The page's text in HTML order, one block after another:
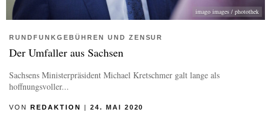
imago images / photothek
RUNDFUNKGEBÜHREN UND ZENSUR
Der Umfaller aus Sachsen
Sachsens Ministerpräsident Michael Kretschmer galt lange als
hoffnungsvoller...
VON REDAKTION | 24. MAI 2020